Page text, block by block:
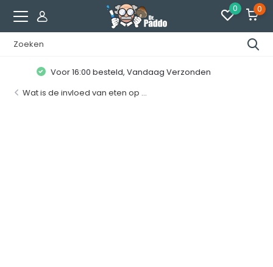
0 0
Klanten geven ons een8.7 / 10
Wat is de invloed van eten op ...